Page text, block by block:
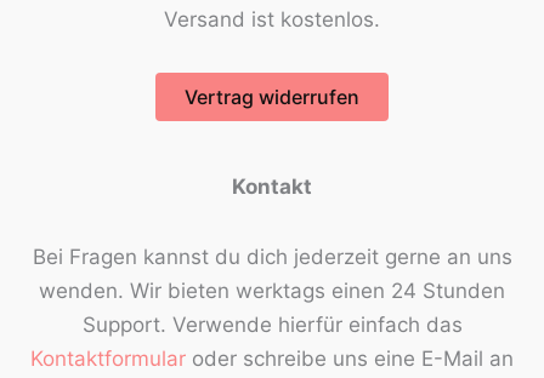
Versand ist kostenlos.
Vertrag widerrufen
Kontakt
Bei Fragen kannst du dich jederzeit gerne an uns
wenden. Wir bieten werktags einen 24 Stunden
Support. Verwende hierfür einfach das
Kontaktformular oder schreibe uns eine E-Mail an